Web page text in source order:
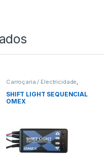
Carroçaria / Electricidade,
Indicadores
SHIFT LIGHT SEQUENCIAL
OMEX